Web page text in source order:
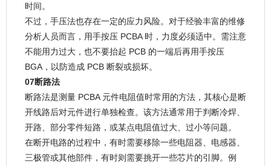
时间。
不过，手压法也存在一定的应力风险。对于经验丰富的维修
分析人员而言，用手按压 PCBA 时，力度必须适中。需注意
不能用力过大，也不要抬起 PCB 的一端后再用手按压
BGA，以防造成 PCB 断裂或损坏。
07断路法
断路法是测量 PCBA 元件电阻值时常用的方法，其核心是断
开线路后对元件进行单独检查。该方法通常用于判断冷焊、
开路、部分零件短路，或某点电阻值过大、过小等问题。
在断开电路的过程中，有时需要移除一些电阻器、电感器、
三极管或其他部件，有时则需要挑开一些芯片的引脚。例